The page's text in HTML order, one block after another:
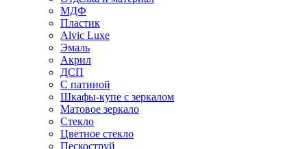
МДФ
Пластик
Alvic Luxe
Эмаль
Акрил
ДСП
С патиной
Шкафы-купе с зеркалом
Матовое зеркало
Стекло
Цветное стекло
Пескоструй